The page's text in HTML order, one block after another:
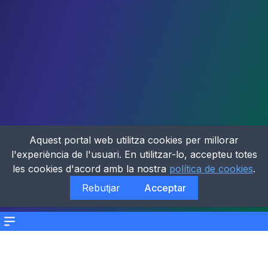
Menu
Aquest portal web utilitza cookies per millorar
l'experiència de l'usuari. En utilitzar-lo, accepteu totes
les cookies d'acord amb la nostra política de cookies.
Rebutjar
Acceptar